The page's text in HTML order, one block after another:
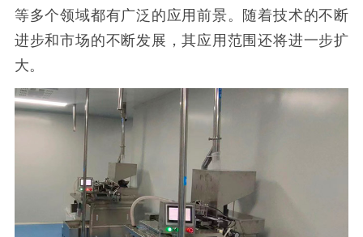
等多个领域都有广泛的应用前景。随着技术的不断
进步和市场的不断发展，其应用范围还将进一步扩
大。